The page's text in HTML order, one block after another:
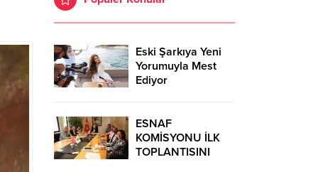
Eski Şarkıya Yeni
Yorumuyla Mest
Ediyor
ESNAF
KOMİSYONU İLK
TOPLANTISINI